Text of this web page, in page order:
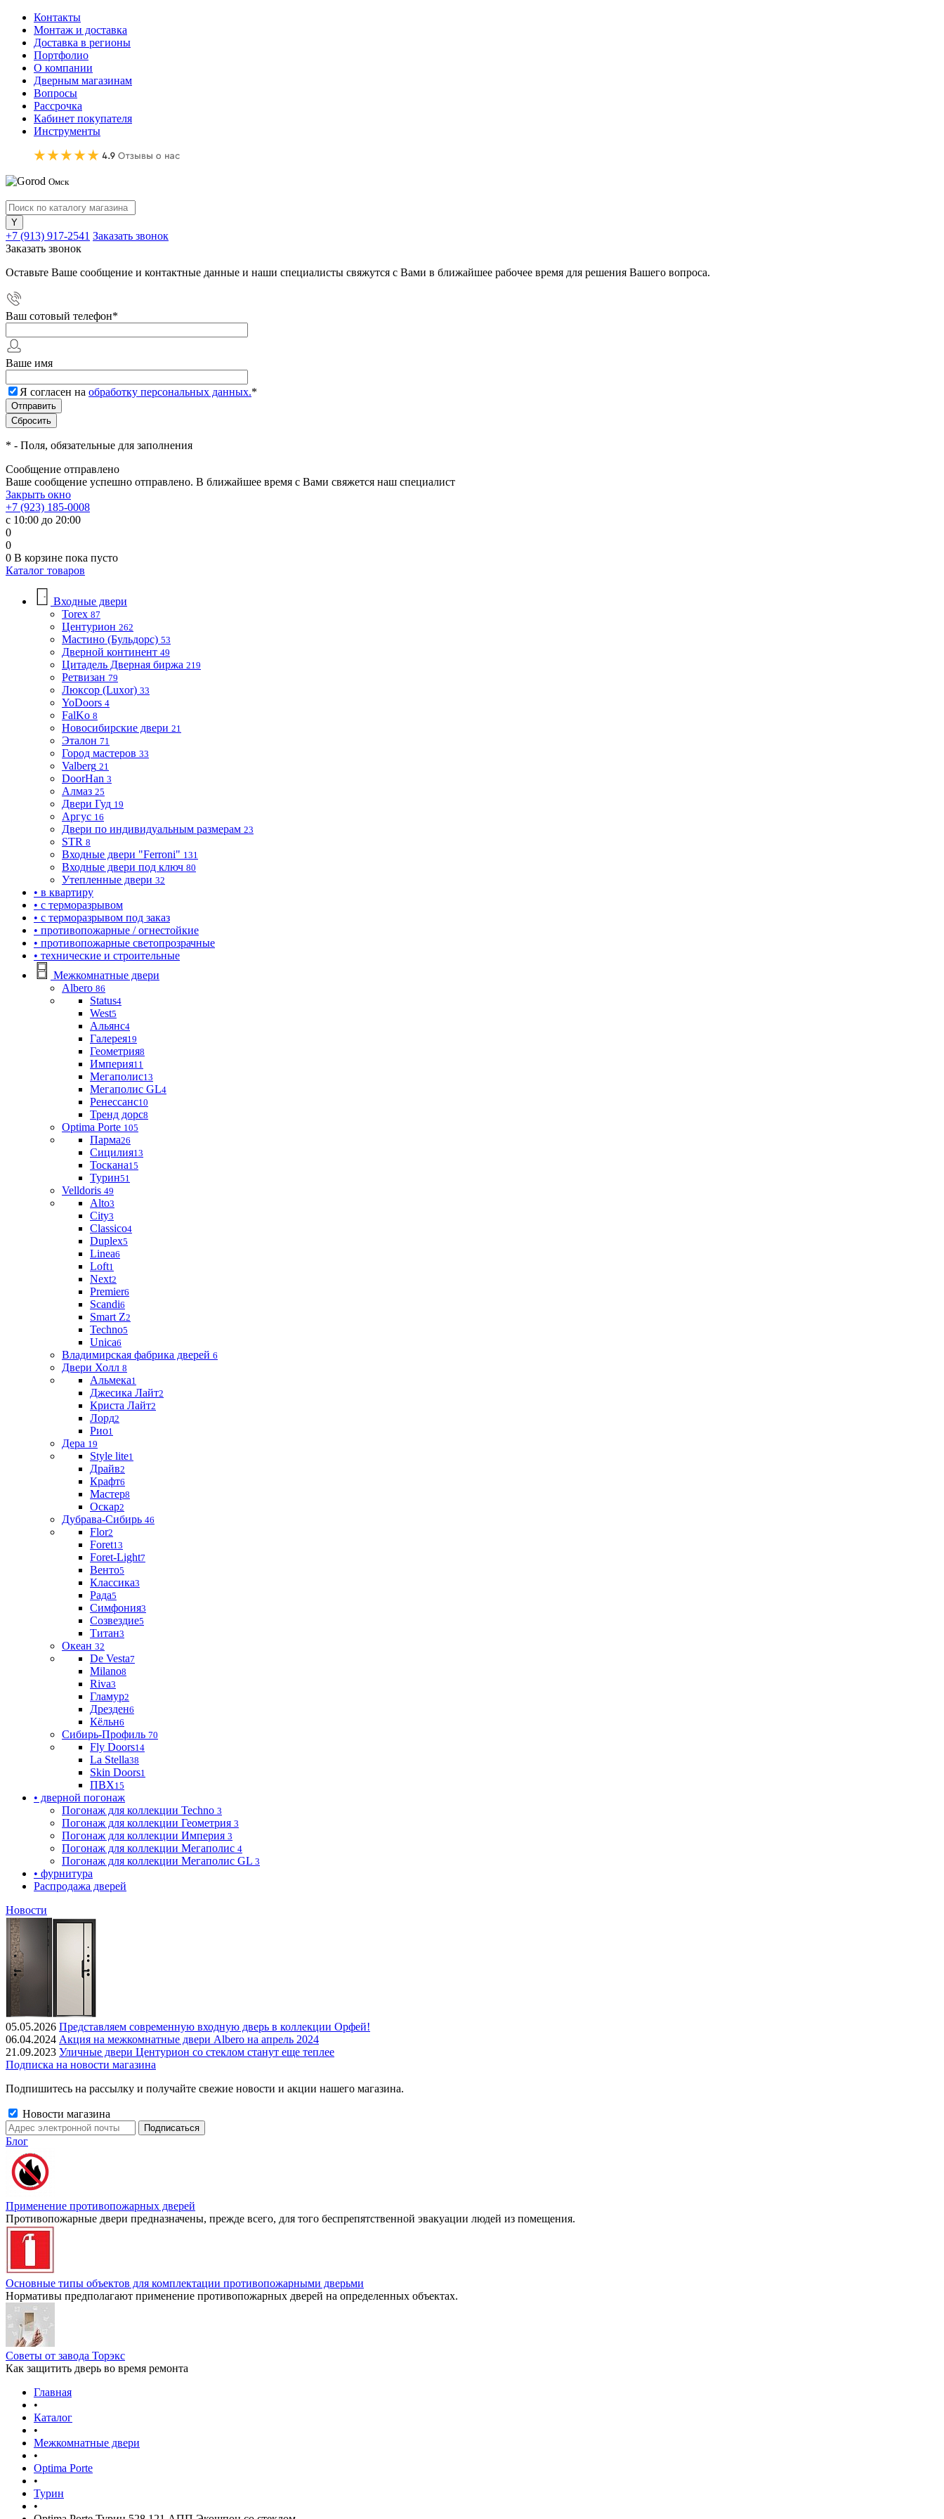
Контакты
Монтаж и доставка
Доставка в регионы
Портфолио
О компании
Дверным магазинам
Вопросы
Рассрочка
Кабинет покупателя
Инструменты
Омск
+7 (913) 917-2541 Заказать звонок
Заказать звонок
Оставьте Ваше сообщение и контактные данные и наши специалисты свяжутся с Вами в ближайшее рабочее время для решения Вашего вопроса.
Ваш сотовый телефон*
Ваше имя
Я согласен на обработку персональных данных.*
* - Поля, обязательные для заполнения
Сообщение отправлено
Ваше сообщение успешно отправлено. В ближайшее время с Вами свяжется наш специалист
Закрыть окно
+7 (923) 185-0008
с 10:00 до 20:00
0
0
0 В корзине пока пусто
Каталог товаров
Входные двери
Torex 87
Центурион 262
Мастино (Бульдорс) 53
Дверной континент 49
Цитадель Дверная биржа 219
Ретвизан 79
Люксор (Luxor) 33
YoDoors 4
FalKo 8
Новосибирские двери 21
Эталон 71
Город мастеров 33
Valberg 21
DoorHan 3
Алмаз 25
Двери Гуд 19
Аргус 16
Двери по индивидуальным размерам 23
STR 8
Входные двери "Ferroni" 131
Входные двери под ключ 80
Утепленные двери 32
• в квартиру
• с терморазрывом
• с терморазрывом под заказ
• противопожарные / огнестойкие
• противопожарные светопрозрачные
• технические и строительные
Межкомнатные двери
Albero 86
Status4
West5
Альянс4
Галерея19
Геометрия8
Империя11
Мегаполис13
Мегаполис GL4
Ренессанс10
Тренд дорс8
Optima Porte 105
Парма26
Сицилия13
Тоскана15
Турин51
Velldoris 49
Alto3
City3
Classico4
Duplex5
Linea6
Loft1
Next2
Premier6
Scandi6
Smart Z2
Techno5
Unica6
Владимирская фабрика дверей 6
Двери Холл 8
Альмека1
Джесика Лайт2
Криста Лайт2
Лорд2
Рио1
Дера 19
Style lite1
Драйв2
Крафт6
Мастер8
Оскар2
Дубрава-Сибирь 46
Flor2
Foret13
Foret-Light7
Венто5
Классика3
Рада5
Симфония3
Созвездие5
Титан3
Океан 32
De Vesta7
Milano8
Riva3
Гламур2
Дрезден6
Кёльн6
Сибирь-Профиль 70
Fly Doors14
La Stella38
Skin Doors1
ПВХ15
• дверной погонаж
Погонаж для коллекции Techno 3
Погонаж для коллекции Геометрия 3
Погонаж для коллекции Империя 3
Погонаж для коллекции Мегаполис 4
Погонаж для коллекции Мегаполис GL 3
• фурнитура
Распродажа дверей
Новости
05.05.2026 Представляем современную входную дверь в коллекции Орфей!
06.04.2024 Акция на межкомнатные двери Albero на апрель 2024
21.09.2023 Уличные двери Центурион со стеклом станут еще теплее
Подписка на новости магазина
Подпишитесь на рассылку и получайте свежие новости и акции нашего магазина.
Новости магазина
Блог
Применение противопожарных дверей
Противопожарные двери предназначены, прежде всего, для того беспрепятственной эвакуации людей из помещения.
Основные типы объектов для комплектации противопожарными дверьми
Нормативы предполагают применение противопожарных дверей на определенных объектах.
Советы от завода Торэкс
Как защитить дверь во время ремонта
Главная
•
Каталог
•
Межкомнатные двери
•
Optima Porte
•
Турин
•